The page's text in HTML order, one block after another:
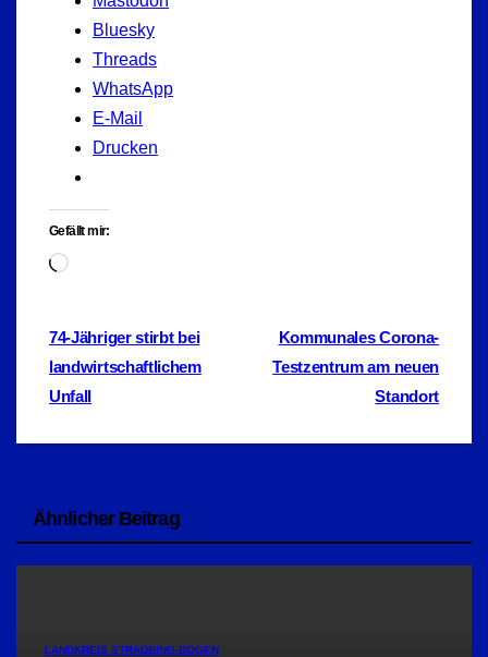
Bluesky
Threads
WhatsApp
E-Mail
Drucken
Gefällt mir:
Wird
BeitragsnavigationKommunales Corona-
Testzentrum am neuen
Standort
74-Jähriger stirbt bei
landwirtschaftlichem
Unfall
Ähnlicher Beitrag
LANDKREIS STRAUBING-BOGEN